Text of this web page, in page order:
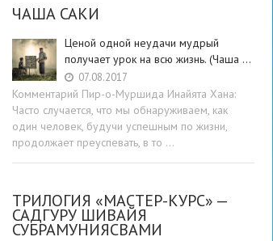
ЧАША САКИ
Ценой одной неудачи мудрый
получает урок на всю жизнь. (Чаша …
07.08.2017
Комментарий Пир-о-Муршида Инайята Хана:
Часто случается, что мы обнаруживаем, как
один человек, будучи успешным по жизни,
продолжает преуспевать, в то …
ТРИЛОГИЯ «МАСТЕР-КУРС» —
САДГУРУ ШИВАЙЯ
СУБРАМУНИЯСВАМИ